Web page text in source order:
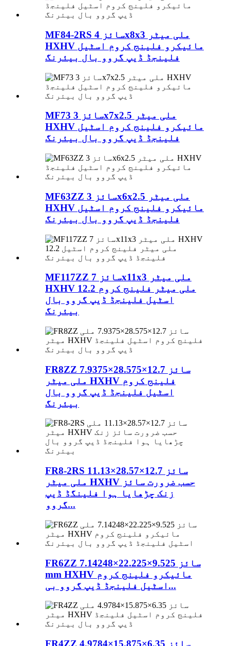
MF84-2RS سائز 4x8x3 ملی میٹر
HXHV مائیکرو فلینج کروم اسٹیل
فلینجڈ ڈیپ گروو بال بیئرنگ
MF73 سائز 3x7x2.5 ملی میٹر
HXHV مائیکرو فلینج کروم اسٹیل
فلینجڈ ڈیپ گروو بال بیئرنگ
MF63ZZ سائز 3x6x2.5 ملی میٹر
HXHV مائیکرو فلینج کروم اسٹیل
فلینجڈ ڈیپ گروو بال بیئرنگ
MF117ZZ سائز 7x11x3 ملی میٹر
HXHV 12.2 ملی میٹر فلینج کروم
اسٹیل فلینجڈ ڈیپ گروو بال
بیئرنگ
FR8ZZ سائز 12.7×28.575×7.9375
ملی میٹر HXHV فلینج کروم
اسٹیل فلینجڈ ڈیپ گروو بال
بیئرنگ
FR8-2RS سائز 12.7×28.57×11.13
ملی میٹر HXHV حسب ضرورت سائز
زنک چڑھایا ہوا فلینگڈ ڈیپ
گروو...
FR6ZZ سائز 9.525×22.225×7.14248
mm HXHV مائیکرو فلینج کروم
اسٹیل فلینجڈ ڈیپ گروو بی...
FR4ZZ سائز 6.35×15.875×4.9784